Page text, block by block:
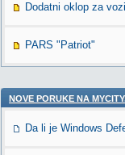
Dodatni oklop za
PARS "Patriot"
NOVE PORUKE NA
Da li je Windows